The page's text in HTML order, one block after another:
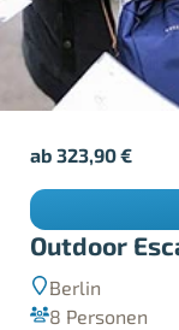
Outdoor
Berlin
8 Personen
ab323,90€